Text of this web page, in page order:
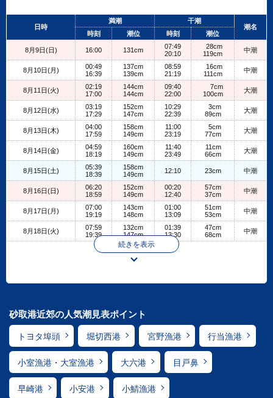
+
日時
満潮
干潮
潮名
時刻
潮位 時刻 潮位
8月9日(日) 16:00 131cm
07:49
20:10
28cm
119cm
中潮
8月10日(月)
00:49
16:39
137cm
139cm
08:59
21:19
16cm
111cm
中潮
8月11日(火)
02:19
17:00
144cm
144cm
09:40
22:00
7cm
100cm
大潮
8月12日(水)
03:19
17:29
152cm
147cm
10:29
22:39
3cm
89cm
大潮
8月13日(木)
04:00
17:59
158cm
149cm
11:00
23:19
5cm
77cm
大潮
8月14日(金)
04:59
18:19
160cm
149cm
11:40
23:49
11cm
66cm
大潮
8月15日(土)
05:39
18:39
158cm
149cm
12:10 23cm 中潮
8月16日(日)
06:20
18:59
152cm
149cm
00:20
12:40
57cm
37cm
中潮
8月17日(月)
07:00
19:19
143cm
148cm
01:00
13:09
51cm
53cm
中潮
8月18日(火)
07:59
19:39
132cm
147cm
01:39
13:30
47cm
68cm
中潮
続きを表示
砂取港近郊の人気潮見表ポイント
トヨタ埠頭 堀切西港 宮野漁港 行当漁港
小室漁港・大室漁港 大六港 目戸鼻
早崎港 小安港 小鯖漁港